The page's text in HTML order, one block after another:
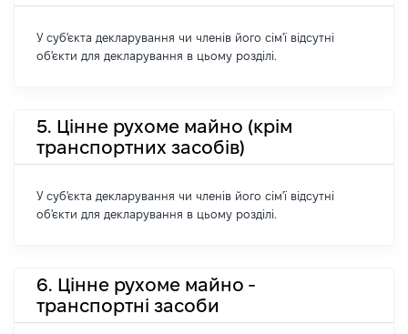
У суб'єкта декларування чи членів його сім'ї відсутні
об'єкти для декларування в цьому розділі.
5. Цінне рухоме майно (крім
транспортних засобів)
У суб'єкта декларування чи членів його сім'ї відсутні
об'єкти для декларування в цьому розділі.
6. Цінне рухоме майно -
транспортні засоби